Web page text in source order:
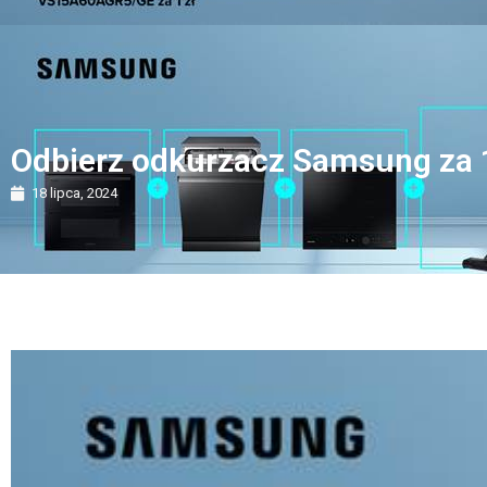
Odbierz odkurzacz Samsung za
18 lipca, 2024